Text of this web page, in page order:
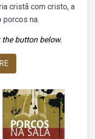
cristã com cristo, a
porcos na.
button below.